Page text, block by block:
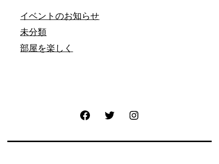
イベントのお知らせ
未分類
部屋を楽しく
FacebookTwitter